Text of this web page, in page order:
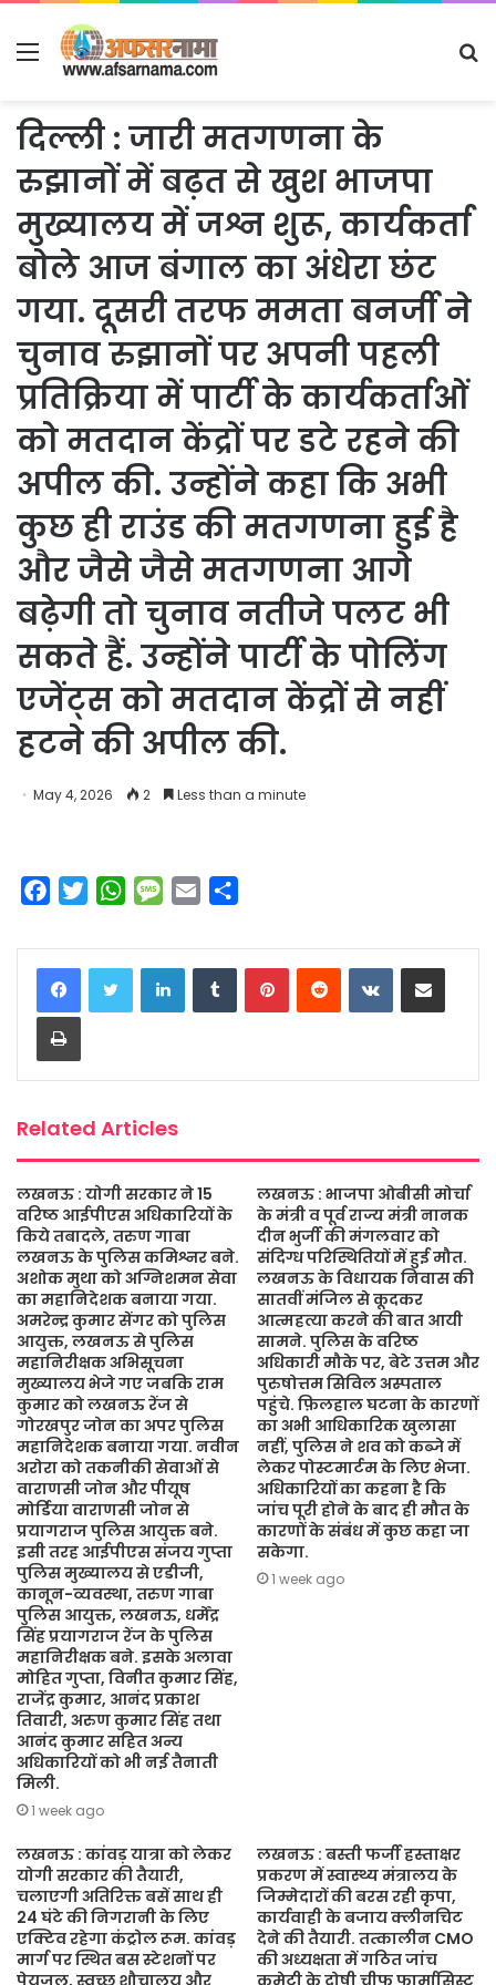
Menu
दिल्ली : जारी मतगणना के
रुझानों में बढ़त से खुश भाजपा
मुख्यालय में जश्न शुरू, कार्यकर्ता
बोले आज बंगाल का अंधेरा छंट
गया. दूसरी तरफ ममता बनर्जी ने
चुनाव रुझानों पर अपनी पहली
प्रतिक्रिया में पार्टी के कार्यकर्ताओं
को मतदान केंद्रों पर डटे रहने की
अपील की. उन्होंने कहा कि अभी
कुछ ही राउंड की मतगणना हुई है
और जैसे जैसे मतगणना आगे
बढ़ेगी तो चुनाव नतीजे पलट भी
सकते हैं. उन्होंने पार्टी के पोलिंग
एजेंट्स को मतदान केंद्रों से नहीं
हटने की अपील की.
May 4, 2026 2 Less than a minute
c
e
b
o
o
i
t
t
W
a
t
s
M
s
s
a
a
i
a
r
e
LinkedInTumblrPinterestReddit VKontakteShare via Email
Print
Related Articles
लखनऊ : योगी सरकार ने 15
वरिष्ठ आईपीएस अधिकारियों के
किये तबादले, तरुण गाबा
लखनऊ के पुलिस कमिश्नर बने.
अशोक मुथा को अग्निशमन सेवा
का महानिदेशक बनाया गया.
अमरेन्द्र कुमार सेंगर को पुलिस
आयुक्त, लखनऊ से पुलिस
महानिरीक्षक अभिसूचना
मुख्यालय भेजे गए जबकि राम
कुमार को लखनऊ रेंज से
गोरखपुर जोन का अपर पुलिस
महानिदेशक बनाया गया. नवीन
अरोरा को तकनीकी सेवाओं से
वाराणसी जोन और पीयूष
मोर्डिया वाराणसी जोन से
प्रयागराज पुलिस आयुक्त बने.
इसी तरह आईपीएस संजय गुप्ता
पुलिस मुख्यालय से एडीजी,
कानून-व्यवस्था, तरुण गाबा
पुलिस आयुक्त, लखनऊ, धर्मेंद्र
सिंह प्रयागराज रेंज के पुलिस
महानिरीक्षक बने. इसके अलावा
मोहित गुप्ता, विनीत कुमार सिंह,
राजेंद्र कुमार, आनंद प्रकाश
तिवारी, अरुण कुमार सिंह तथा
आनंद कुमार सहित अन्य
अधिकारियों को भी नई तैनाती
मिली.
1 week ago
लखनऊ : भाजपा ओबीसी मोर्चा
के मंत्री व पूर्व राज्य मंत्री नानक
दीन भुर्जी की मंगलवार को
संदिग्ध परिस्थितियों में हुई मौत.
लखनऊ के विधायक निवास की
सातवीं मंजिल से कूदकर
आत्महत्या करने की बात आयी
सामने. पुलिस के वरिष्ठ
अधिकारी मौके पर, बेटे उत्तम और
पुरुषोत्तम सिविल अस्पताल
पहुंचे. फ़िलहाल घटना के कारणों
का अभी आधिकारिक खुलासा
नहीं, पुलिस ने शव को कब्जे में
लेकर पोस्टमार्टम के लिए भेजा.
अधिकारियों का कहना है कि
जांच पूरी होने के बाद ही मौत के
कारणों के संबंध में कुछ कहा जा
सकेगा.
1 week ago
लखनऊ : कांवड़ यात्रा को लेकर
योगी सरकार की तैयारी,
चलाएगी अतिरिक्त बसें साथ ही
24 घंटे की निगरानी के लिए
एक्टिव रहेगा कंट्रोल रूम. कांवड़
मार्ग पर स्थित बस स्टेशनों पर
पेयजल, स्वच्छ शौचालय और
लखनऊ : बस्ती फर्जी हस्ताक्षर
प्रकरण में स्वास्थ्य मंत्रालय के
जिम्मेदारों की बरस रही कृपा,
कार्यवाही के बजाय क्लीनचिट
देने की तैयारी. तत्कालीन CMO
की अध्यक्षता में गठित जांच
कमेटी के दोषी चीफ फार्मासिस्ट